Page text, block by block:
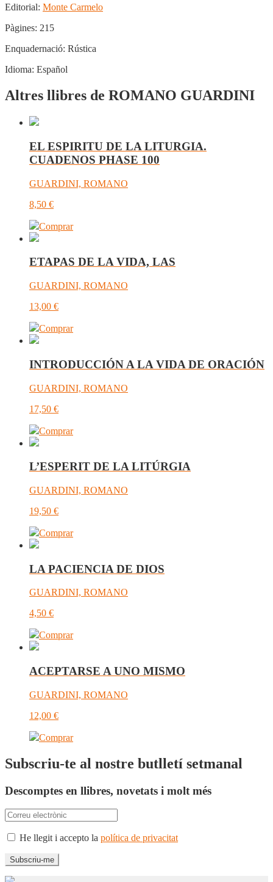
Editorial: Monte Carmelo
Pàgines: 215
Enquadernació: Rústica
Idioma: Español
Altres llibres de ROMANO GUARDINI
EL ESPIRITU DE LA LITURGIA.
CUADENOS PHASE 100
GUARDINI, ROMANO
8,50 €
Comprar
ETAPAS DE LA VIDA, LAS
GUARDINI, ROMANO
13,00 €
Comprar
INTRODUCCIÓN A LA VIDA DE ORACIÓN
GUARDINI, ROMANO
17,50 €
Comprar
L’ESPERIT DE LA LITÚRGIA
GUARDINI, ROMANO
19,50 €
Comprar
LA PACIENCIA DE DIOS
GUARDINI, ROMANO
4,50 €
Comprar
ACEPTARSE A UNO MISMO
GUARDINI, ROMANO
12,00 €
Comprar
Subscriu-te al nostre butlletí setmanal
Descomptes en llibres, novetats i molt més
He llegit i accepto la política de privacitat